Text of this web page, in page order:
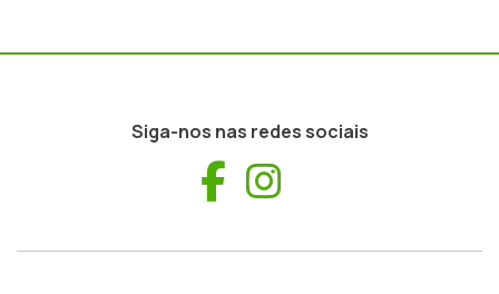
Siga-nos nas redes sociais
Facebook